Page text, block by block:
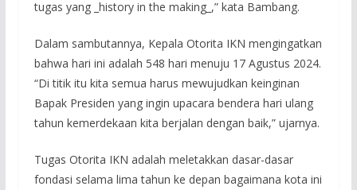
tugas yang _history in the making_,” kata Bambang.
Dalam sambutannya, Kepala Otorita IKN mengingatkan
bahwa hari ini adalah 548 hari menuju 17 Agustus 2024.
“Di titik itu kita semua harus mewujudkan keinginan
Bapak Presiden yang ingin upacara bendera hari ulang
tahun kemerdekaan kita berjalan dengan baik,” ujarnya.
Tugas Otorita IKN adalah meletakkan dasar-dasar
fondasi selama lima tahun ke depan bagaimana kota ini